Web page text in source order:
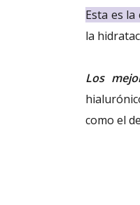
Esta es
la
Los
como el